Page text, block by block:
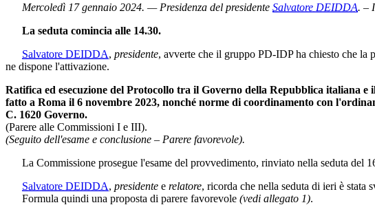
Mercoledì 17 gennaio 2024. — Presidenza del presidente Salvatore DEIDDA. –
La seduta comincia alle 14.30.
Salvatore DEIDDA, presidente, avverte che il gruppo PD-IDP ha chiesto che la
ne dispone l'attivazione.
Ratifica ed esecuzione del Protocollo tra il Governo della Repubblica
fatto a Roma il 6 novembre 2023, nonché norme di coordinamento con
C. 1620 Governo.
(Parere alle Commissioni I e III).
(Seguito dell'esame e conclusione – Parere favorevole).
La Commissione prosegue l'esame del provvedimento, rinviato nella seduta del
Salvatore DEIDDA, presidente e relatore, ricorda che nella seduta di ieri è stata
Formula quindi una proposta di parere favorevole (vedi allegato 1).